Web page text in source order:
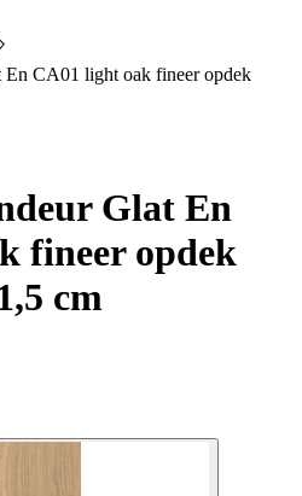
CA01 light oak fineer opdek
Glat En
fineer opdek
cm